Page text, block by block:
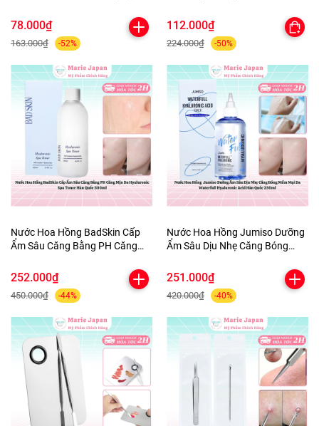
Palette 3.9g
78.000₫
163.000₫ -52%
Mát 100ml
112.000₫
224.000₫ -50%
Nước Hoa Hồng BadSkin Cấp
Ẩm Sâu Căng Bằng PH Căng
Hàn Quốc 500ml
252.000₫
450.000₫ -44%
Nước Hoa Hồng Jumiso Dưỡng
Ẩm Sâu Dịu Nhẹ Căng Bóng
Hyaluronic Acid Hàn Quốc
251.000₫
420.000₫ -40%